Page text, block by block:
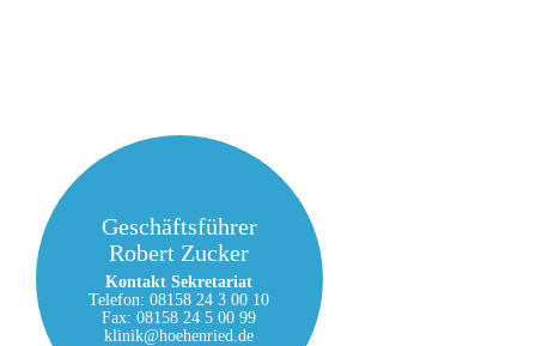
Geschäftsführer
Robert Zucker
Kontakt Sekretariat
Telefon: 08158 24 3 00 10
Fax: 08158 24 5 00 99
klinik@hoehenried.de